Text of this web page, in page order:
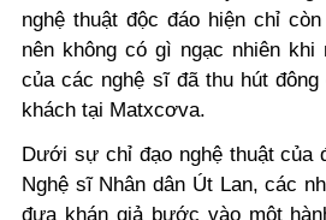
nghệ thuật độc đáo hiện chỉ
nên không có gì ngạc nhiên khi
của các nghệ sĩ đã thu hút
khách tại Matxcơva.
Dưới sự chỉ đạo nghệ thuật của
Nghệ sĩ Nhân dân Út Lan, các
đưa khán giả bước vào một